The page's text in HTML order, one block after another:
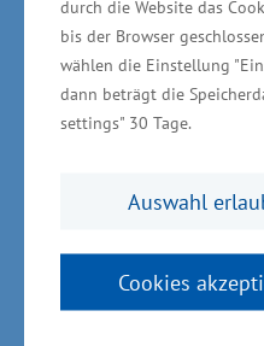
durch die Website das
bis der Browser
wählen die Einstellung
dann beträgt die
settings" 30 Tage.
Auswahl
Cookies
Peter Michel in
Disetronicgründeten.
Lösungen zu
von Menschen mit
entstand das
Injektions- und
Selbstmedikation gilt.